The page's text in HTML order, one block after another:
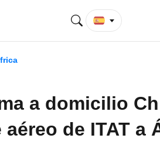
a domicilio
de ITAT a